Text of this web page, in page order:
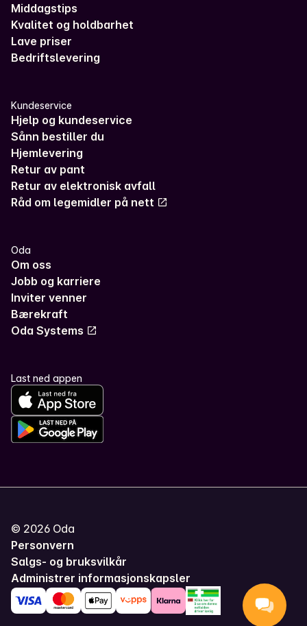
Middagstips
Kvalitet og holdbarhet
Lave priser
Bedriftslevering
Kundeservice
Hjelp og kundeservice
Sånn bestiller du
Hjemlevering
Retur av pant
Retur av elektronisk avfall
Råd om legemidler på nett
Oda
Om oss
Jobb og karriere
Inviter venner
Bærekraft
Oda Systems
Last ned appen
© 2026 Oda
Personvern
Salgs- og bruksvilkår
Administrer informasjonskapsler